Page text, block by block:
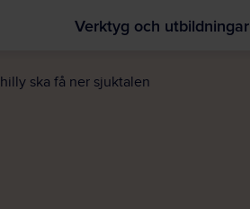
Verktyg och utbildningar
ska få ner sjuktalen